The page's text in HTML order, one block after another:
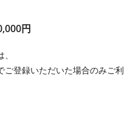
円
登録いただいた場合のみご利